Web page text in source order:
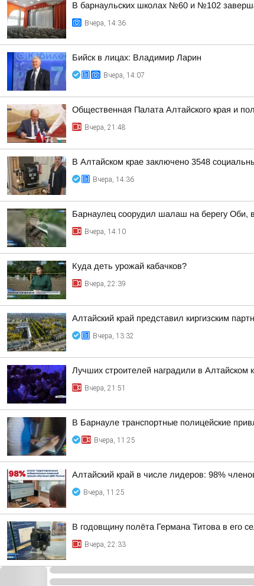
В барнаульских школах №60 и №102
Вчера, 14:36
Бийск в лицах: Владимир Ларин
Вчера, 14:07
Общественная Палата Алтайского края и
Вчера, 21:48
В Алтайском крае заключено 3548
Вчера, 14:36
Барнаулец соорудил шалаш на берегу Оби,
Вчера, 14:10
Куда деть урожай кабачков?
Вчера, 22:39
Алтайский край представил киргизским
Вчера, 13:32
Лучших строителей наградили в Алтайском
Вчера, 21:51
В Барнауле транспортные полицейские
Вчера, 11:25
Алтайский край в числе лидеров: 98%
Вчера, 11:25
В годовщину полёта Германа Титова в его
Вчера, 22:33